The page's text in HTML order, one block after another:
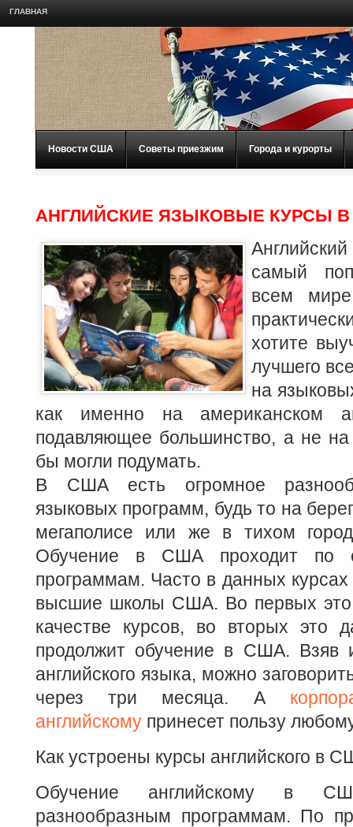
ГЛАВНАЯ
Новости США Советы приезжим Города и курорты
АНГЛИЙСКИЕ ЯЗЫКОВЫЕ КУРСЫ
самый
всем
хотите
лучшего
на
как именно на американском
подавляющее большинство, а не
бы могли подумать.
В США есть огромное
языковых программ, будь то на
мегаполисе или же в тихом
Обучение в США проходит по
программам. Часто в данных
высшие школы США. Во первых это
качестве курсов, во вторых это
продолжит обучение в США. Взяв
английского языка, можно
через три месяца. А
английскому принесет пользу
Как устроены курсы английского в
Обучение английскому в
разнообразным программам. По